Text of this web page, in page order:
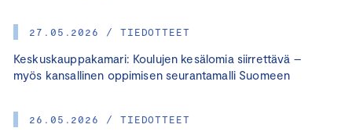
27.05.2026 / TIEDOTTEET
Keskuskauppakamari: Koulujen kesälomia siirrettävä –
myös kansallinen oppimisen seurantamalli Suomeen
26.05.2026 / TIEDOTTEET